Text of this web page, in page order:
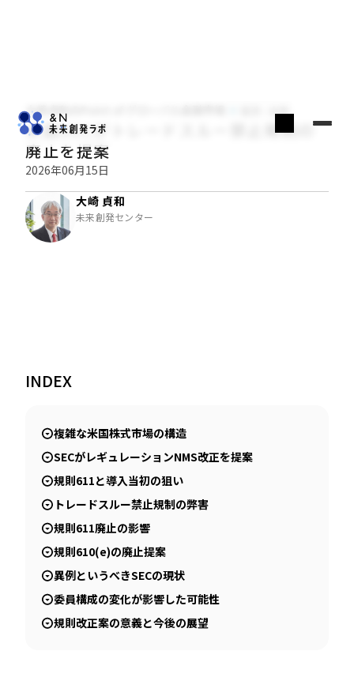
大崎貞和のPoint of グローバル金融市場
米国SECがトレードスルー禁止規制の
廃止を提案
2026年06月15日
大崎 貞和
未来創発センター
INDEX
複雑な米国株式市場の構造
SECがレギュレーションNMS改正を提案
規則611と導入当初の狙い
トレードスルー禁止規制の弊害
規則611廃止の影響
規則610(e)の廃止提案
異例というべきSECの現状
委員構成の変化が影響した可能性
規則改正案の意義と今後の展望